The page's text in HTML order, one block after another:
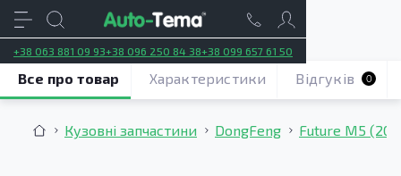
+38 063 881 09 93+38 096 250 84 38+38 099 657 61 50
Кузовні запчастини DongFeng Future M5
Все про товар Характеристики Відгуків 0